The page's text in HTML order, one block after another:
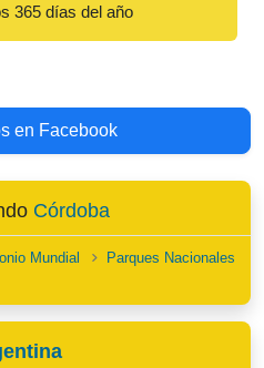
365 días del año
en Facebook
Córdoba
Mundial
Parques Nacionales